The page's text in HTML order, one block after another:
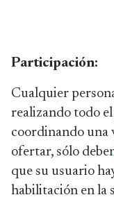
Participación:
Cualquier
realizando todo
coordinando una
ofertar, sólo
que su usuario
habilitación en la